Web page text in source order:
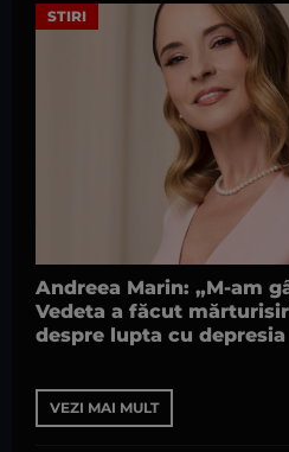
STIRI
Andreea Marin: „M-am
Vedeta a făcut
despre lupta cu depresia
VEZI MAI MULT